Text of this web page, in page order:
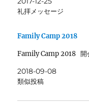
礼拝メッセージ
Family Camp 2018
Family Camp 2018
2018-09-08
類似投稿